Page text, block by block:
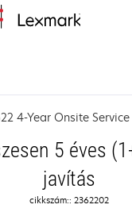
4-Year Onsite Service
5 éves
javítás
cikkszám:: 2362202